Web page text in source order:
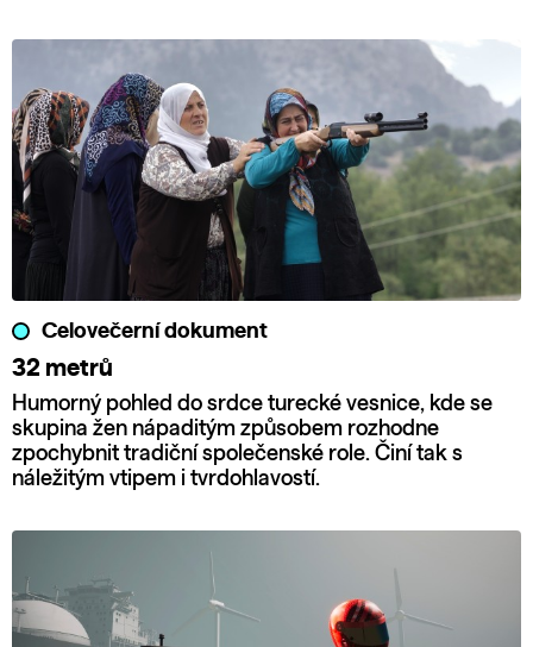
Celovečerní dokument
32 metrů
Humorný pohled do srdce turecké vesnice, kde se
skupina žen nápaditým způsobem rozhodne
zpochybnit tradiční společenské role. Činí tak s
náležitým vtipem i tvrdohlavostí.